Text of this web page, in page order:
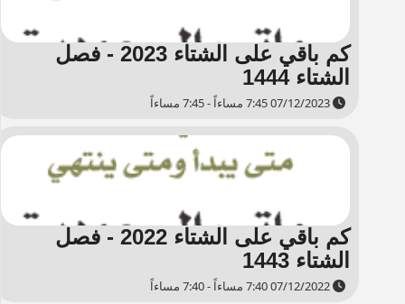
كم باقي على الشتاء 2023 - فصل
الشتاء 1444
كم باقي على الشتاء 2022 - فصل
الشتاء 1443